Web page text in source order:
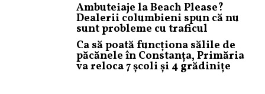
Ambuteiaje la Beach Please?
Dealerii columbieni spun că nu
sunt probleme cu traficul
Ca să poată funcționa sălile de
păcănele în Constanța, Primăria
va reloca 7 școli și 4 grădinițe